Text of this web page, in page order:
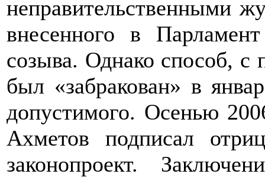
неправительственными
внесенного в
созыва. Однако способ, с
был «забракован» в
допустимого. Осенью
Ахметов подписал
законопроект.